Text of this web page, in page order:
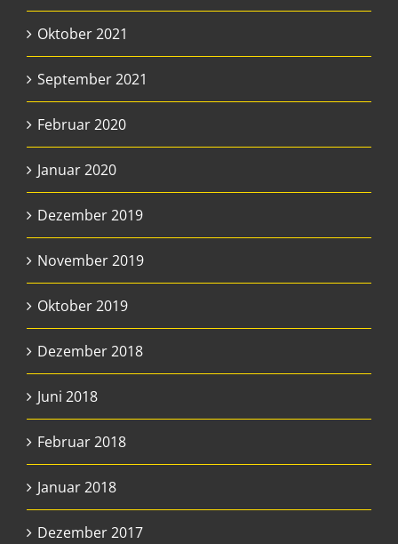
Oktober 2021
September 2021
Februar 2020
Januar 2020
Dezember 2019
November 2019
Oktober 2019
Dezember 2018
Juni 2018
Februar 2018
Januar 2018
Dezember 2017